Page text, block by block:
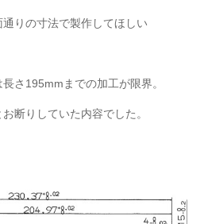
りの寸法で製作してほしい
さ195mmまでの加工が限界。
断りしていた内容でした。